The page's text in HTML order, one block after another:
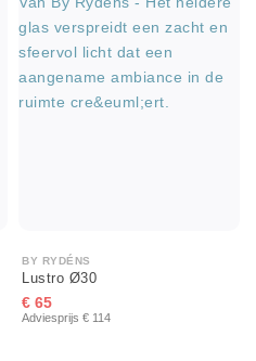
BY RYDÉNS
Lustro Ø30
€ 65
Adviesprijs € 114